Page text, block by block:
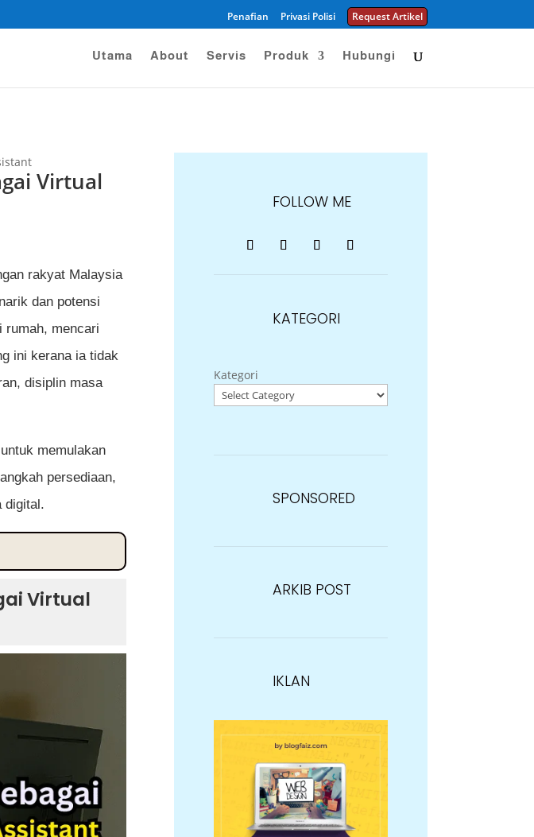
Penafian Privasi Polisi Request Artikel
Utama About Servis Produk Hubungi
Virtual
rakyat Malaysia
dan potensi
rumah, mencari
ini kerana ia tidak
disiplin masa
memulakan
persediaan,
digital.
Virtual
FOLLOW ME
KATEGORI
Kategori
SPONSORED
ARKIB POST
IKLAN